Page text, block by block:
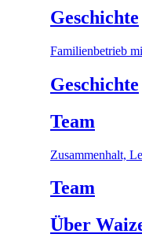
Geschichte
Familienbetrieb
Geschichte
Team
Zusammenhalt,
Team
Über